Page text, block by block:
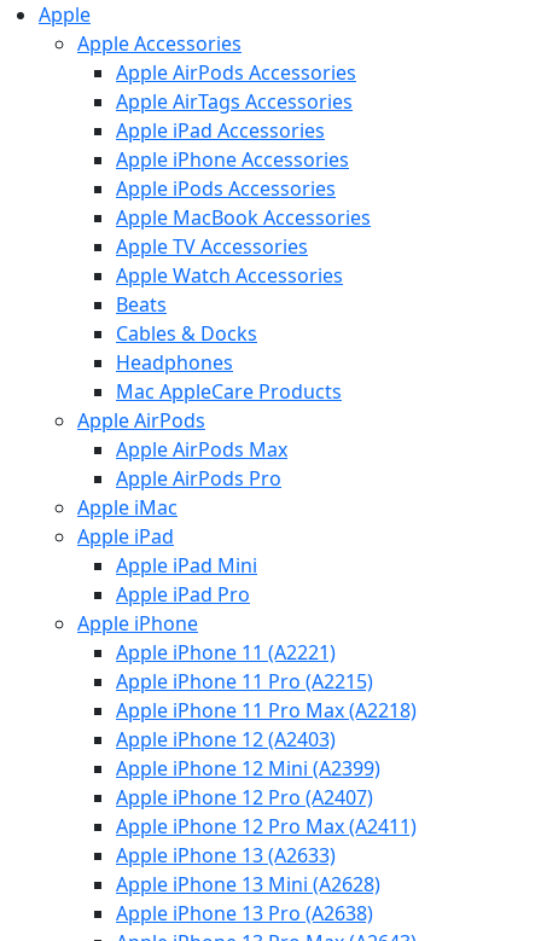
Apple
Apple Accessories
Apple AirPods Accessories
Apple AirTags Accessories
Apple iPad Accessories
Apple iPhone Accessories
Apple iPods Accessories
Apple MacBook Accessories
Apple TV Accessories
Apple Watch Accessories
Beats
Cables & Docks
Headphones
Mac AppleCare Products
Apple AirPods
Apple AirPods Max
Apple AirPods Pro
Apple iMac
Apple iPad
Apple iPad Mini
Apple iPad Pro
Apple iPhone
Apple iPhone 11 (A2221)
Apple iPhone 11 Pro (A2215)
Apple iPhone 11 Pro Max (A2218)
Apple iPhone 12 (A2403)
Apple iPhone 12 Mini (A2399)
Apple iPhone 12 Pro (A2407)
Apple iPhone 12 Pro Max (A2411)
Apple iPhone 13 (A2633)
Apple iPhone 13 Mini (A2628)
Apple iPhone 13 Pro (A2638)